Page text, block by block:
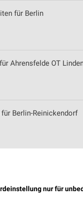
für Berlin
Ahrensfelde OT
Berlin-Reinickendorf
Prospekt für Berlin-
nur für